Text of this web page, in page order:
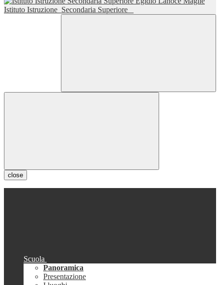
Istituto Istruzione Secondaria Superiore
close
Scuola
Panoramica
Presentazione